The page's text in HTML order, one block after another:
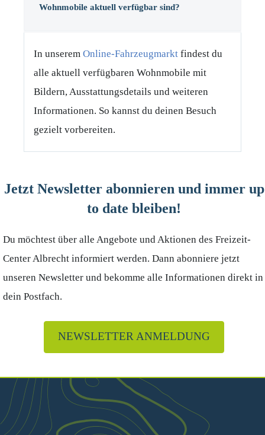
Wohnmobile aktuell verfügbar sind?
In unserem Online-Fahrzeugmarkt findest du
alle aktuell verfügbaren Wohnmobile mit
Bildern, Ausstattungsdetails und weiteren
Informationen. So kannst du deinen Besuch
gezielt vorbereiten.
Jetzt Newsletter abonnieren und immer up
to date bleiben!
Du möchtest über alle Angebote und Aktionen des Freizeit-
Center Albrecht informiert werden. Dann abonniere jetzt
unseren Newsletter und bekomme alle Informationen direkt in
dein Postfach.
NEWSLETTER ANMELDUNG